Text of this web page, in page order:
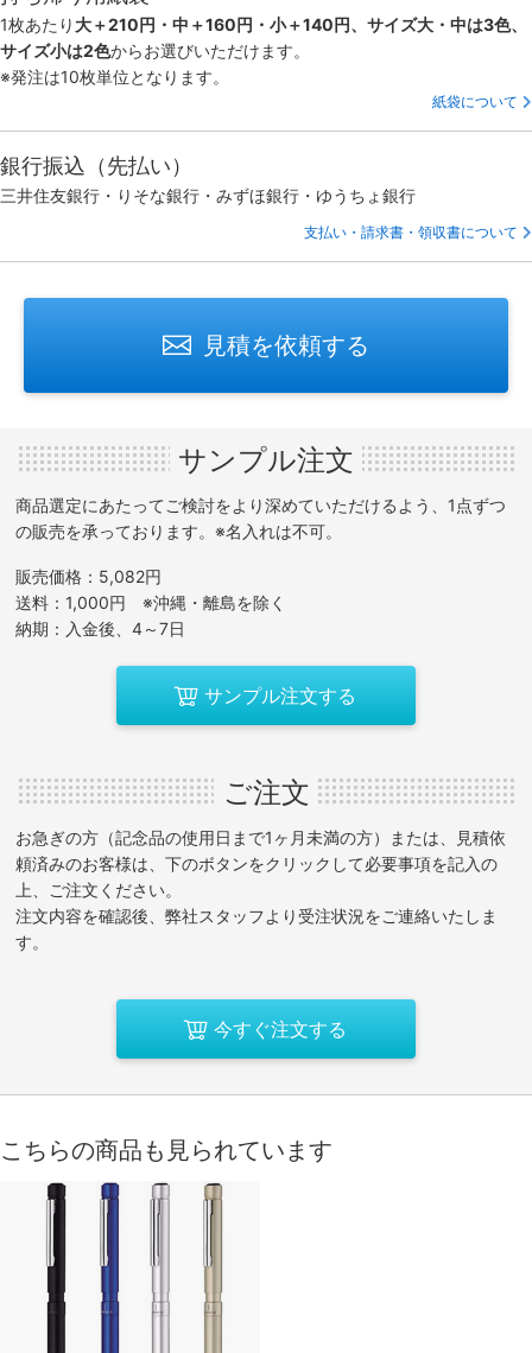
1枚あたり 大＋210円・中＋160円・小＋140円、サイズ大・中は3色、
サイズ小は2色からお選びいただけます。
※発注は10枚単位となります。
紙袋について
銀行振込（先払い）
三井住友銀行・りそな銀行・みずほ銀行・ゆうちょ銀行
支払い・請求書・領収書について
見積を依頼する
サンプル注文
商品選定にあたってご検討をより深めていただけるよう、1点ずつ
の販売を承っております。※名入れは不可。
販売価格：5,082円
送料：1,000円 ※沖縄・離島を除く
納期：入金後、4～7日
サンプル注文する
ご注文
お急ぎの方（記念品の使用日まで1ヶ月未満の方）または、見積依
頼済みのお客様は、下のボタンをクリックして必要事項を記入の
上、ご注文ください。
注文内容を確認後、弊社スタッフより受注状況をご連絡いたしま
す。
今すぐ注文する
こちらの商品も見られています